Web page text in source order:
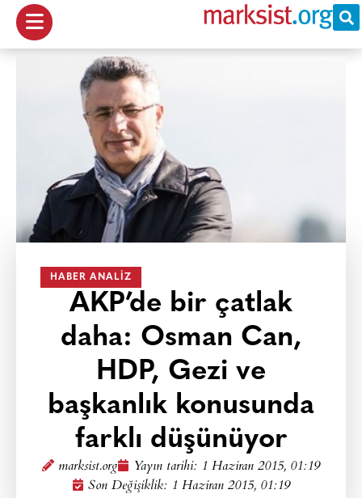
HABER ANALIZ
AKP’de bir çatlak
daha: Osman Can,
HDP, Gezi ve
başkanlık konusunda
farklı düşünüyor
marksist.org Yayın tarihi: 1 Haziran 2015, 01:19
Son Değişiklik: 1 Haziran 2015, 01:19